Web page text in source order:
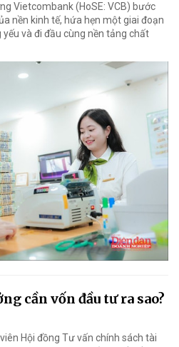
Vietcombank (HoSE: VCB) bước
nền kinh tế, hứa hẹn một giai đoạn
và đi đầu cùng nền tảng chất
cần vốn đầu tư ra sao?
Hội đồng Tư vấn chính sách tài